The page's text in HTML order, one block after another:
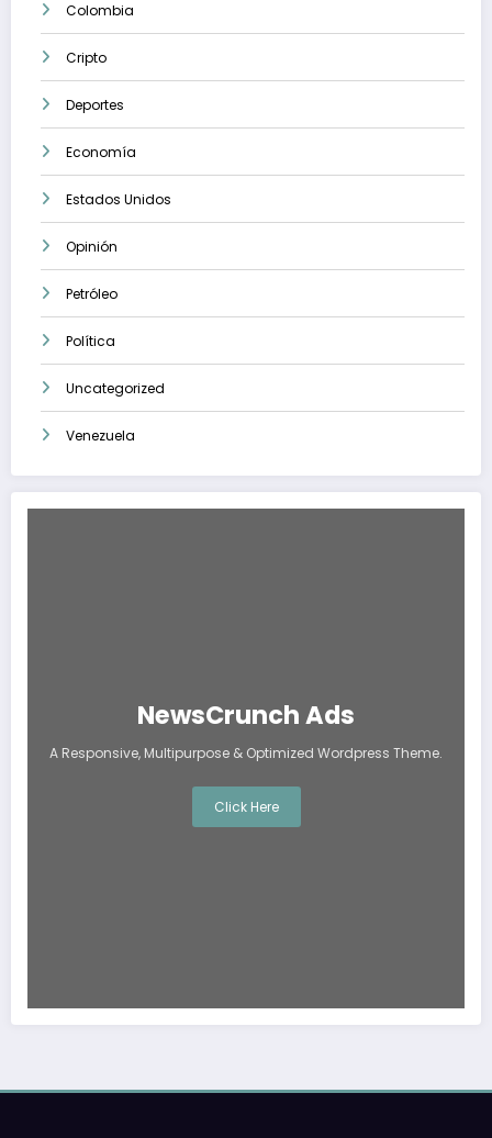
Colombia
Cripto
Deportes
Economía
Estados Unidos
Opinión
Petróleo
Política
Uncategorized
Venezuela
NewsCrunch Ads
A Responsive, Multipurpose & Optimized Wordpress Theme.
Click Here